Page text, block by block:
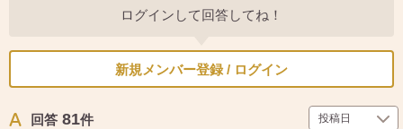
ログインして回答してね！
新規メンバー登録 / ログイン
回答 81件